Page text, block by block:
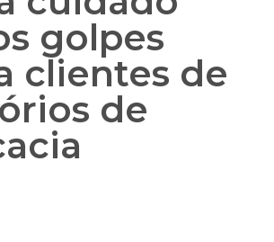
golpes
clientes de
de